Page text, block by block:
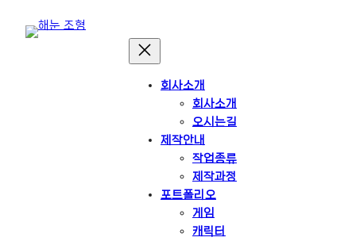
회사소개
회사소개
오시는길
제작안내
작업종류
제작과정
포트폴리오
게임
캐릭터